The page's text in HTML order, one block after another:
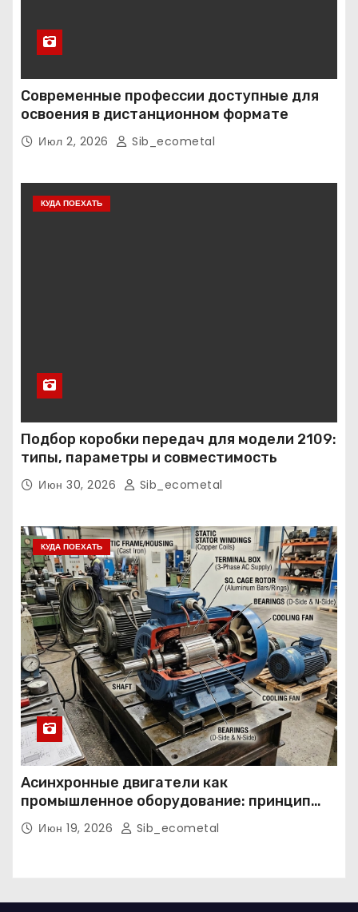
Современные профессии доступные для
освоения в дистанционном формате
Июл 2, 2026 Sib_ecometal
КУДА ПОЕХАТЬ
Подбор коробки передач для модели 2109:
типы, параметры и совместимость
Июн 30, 2026 Sib_ecometal
КУДА ПОЕХАТЬ
Асинхронные двигатели как
промышленное оборудование: принцип
работы, конструкция и области
применения
Июн 19, 2026 Sib_ecometal